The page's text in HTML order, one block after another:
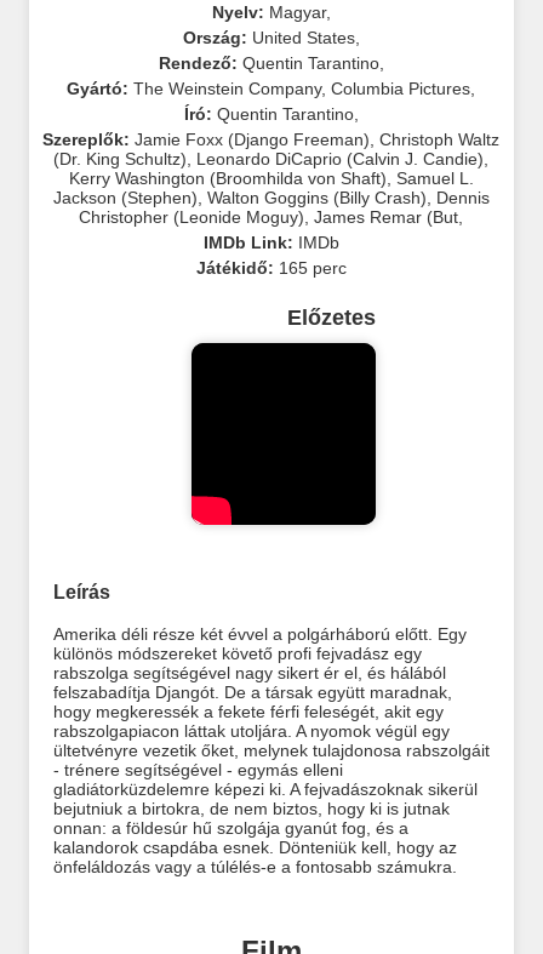
Nyelv: Magyar,
Ország: United States,
Rendező: Quentin Tarantino,
Gyártó: The Weinstein Company,Columbia Pictures
Író: Quentin Tarantino,
Szereplők: Jamie Foxx (Django Freeman) ,Christoph Waltz
(Dr. King Schultz)
Leonardo DiCaprio (Calvin J. Candie)
Kerry Washington (Broomhilda von Shaft) Samuel L.
Jackson (Stephen) Walton Goggins (Billy Crash)
Dennis
Christopher (Leonide Moguy) ,James Remar (But
IMDb Link: IMDb
Játékidő: 165 perc
Előzetes
Leírás
Amerika déli része két évvel a polgárháború előtt. Egy
különös módszereket követő profi fejvadász egy
rabszolga segítségével nagy sikert ér el, és hálából
felszabadítja Djangót. De a társak együtt maradnak,
hogy megkeressék a fekete férfi feleségét, akit egy
rabszolgapiacon láttak utoljára. A nyomok végül egy
ültetvényre vezetik őket, melynek tulajdonosa rabszolgáit
- trénere segítségével - egymás elleni
gladiátorküzdelemre képezi ki. A fejvadászoknak sikerül
bejutniuk a birtokra, de nem biztos, hogy ki is jutnak
onnan: a földesúr hű szolgája gyanút fog, és a
kalandorok csapdába esnek. Dönteniük kell, hogy az
önfeláldozás vagy a túlélés-e a fontosabb számukra.